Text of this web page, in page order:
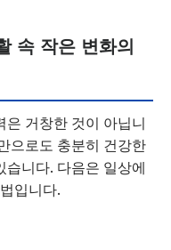
속 작은 변화의
은 거창한 것이 아닙니
으로도 충분히 건강한
습니다. 다음은 일상에
입니다.